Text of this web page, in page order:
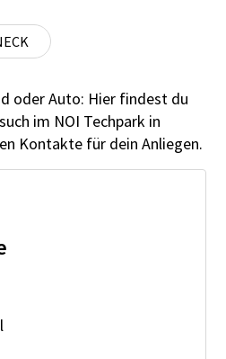
oder Auto: Hier findest du
im NOI Techpark in
Kontakte für dein Anliegen.
ich die Informationen zur
Daten
der Verordnung (EU)
und verstanden habe.
- 21:30
- 21:30
- 21:30
- 19:45